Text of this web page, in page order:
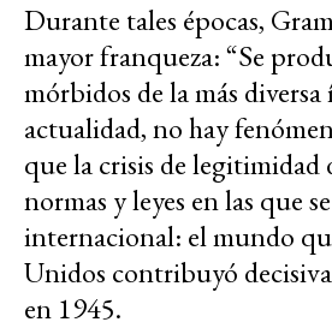
Durante tales épocas,
mayor franqueza: “Se
mórbidos de la más
actualidad, no hay
que la crisis de legitimidad
normas y leyes en las que
internacional: el mundo
Unidos contribuyó
en 1945.